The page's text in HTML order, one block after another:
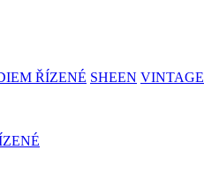
ŘÍZENÉ SHEEN VINTAGE